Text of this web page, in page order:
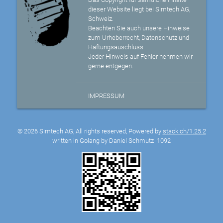
dieser Website liegt bei Simtech AG,
Schweiz.
Beachten Sie auch unsere Hinweise
zum Urheberrecht, Datenschutz und
Haftungsauschluss.
Jeder Hinweis auf Fehler nehmen wir
gerne entgegen.
IMPRESSUM
© 2026 Simtech AG, All rights reserved, Powered by stack.ch/1.25.2
written in Golang by Daniel Schmutz 1092